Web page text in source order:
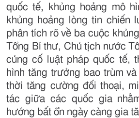
quốc tế, khủng hoảng mô
khủng hoảng lòng tin chiến
phân tích rõ về ba cuộc
Tổng Bí thư, Chủ tịch nước
củng cố luật pháp quốc tế,
hình tăng trưởng bao trùm
thời tăng cường đối thoại,
tác giữa các quốc gia
hướng bất ổn ngày càng gia